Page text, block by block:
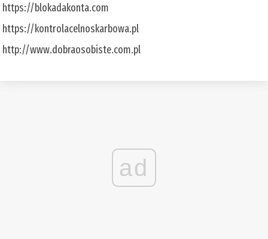
https://blokadakonta.com
https://kontrolacelnoskarbowa.pl
http://www.dobraosobiste.com.pl
ad